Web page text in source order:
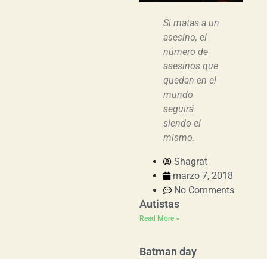
Si matas a un
asesino, el
número de
asesinos que
quedan en el
mundo
seguirá
siendo el
mismo.
Shagrat
marzo 7, 2018
No Comments
Autistas
Read More »
Batman day